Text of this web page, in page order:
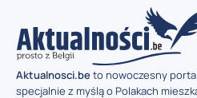
Aktualnosci.beto nowoczesny
specjalnie z myślą o Polakach